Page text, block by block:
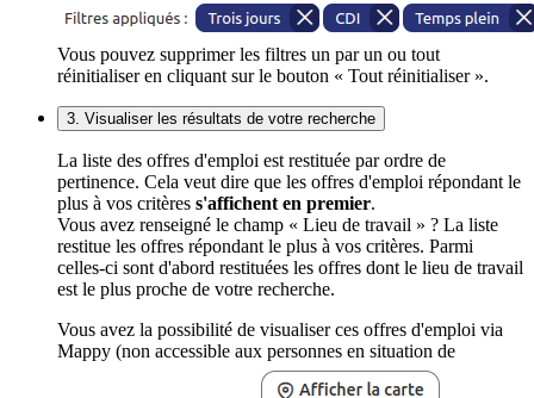
Vous pouvez supprimer les filtres un par un ou tout
réinitialiser en cliquant sur le bouton « Tout réinitialiser ».
3. Visualiser les résultats de votre recherche
La liste des offres d'emploi est restituée par ordre de
pertinence. Cela veut dire que les offres d'emploi répondant le
plus à vos critères s'affichent en premier.
Vous avez renseigné le champ « Lieu de travail » ? La liste
restitue les offres répondant le plus à vos critères. Parmi
celles-ci sont d'abord restituées les offres dont le lieu de travail
est le plus proche de votre recherche.
Vous avez la possibilité de visualiser ces offres d'emploi via
Mappy (non accessible aux personnes en situation de